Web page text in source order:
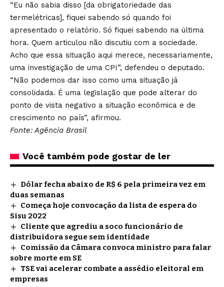
“Eu não sabia disso [da obrigatoriedade das
termelétricas], fiquei sabendo só quando foi
apresentado o relatório. Só fiquei sabendo na última
hora. Quem articulou não discutiu com a sociedade.
Acho que essa situação aqui merece, necessariamente,
uma investigação de uma CPI”, defendeu o deputado.
“Não podemos dar isso como uma situação já
consolidada. É uma legislação que pode alterar do
ponto de vista negativo a situação econômica e de
crescimento no país”, afirmou.
Fonte: Agência Brasil
Você também pode gostar de ler
Dólar fecha abaixo de R$ 6 pela primeira vez em
duas semanas
Começa hoje convocação da lista de espera do
Sisu 2022
Cliente que agrediu a soco funcionário de
distribuidora segue sem identidade
Comissão da Câmara convoca ministro para falar
sobre morte em SE
TSE vai acelerar combate a assédio eleitoral em
empresas